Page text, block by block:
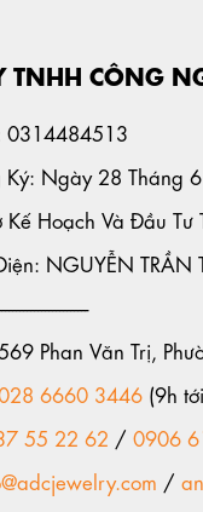
TNHH CÔNG
0314484513
Ngày 28 Tháng
Hoạch Và Đầu Tư
NGUYỄN TRẦN
Phan Văn Trị,
6660 3446 (9h
55 22 62 / 0906
/